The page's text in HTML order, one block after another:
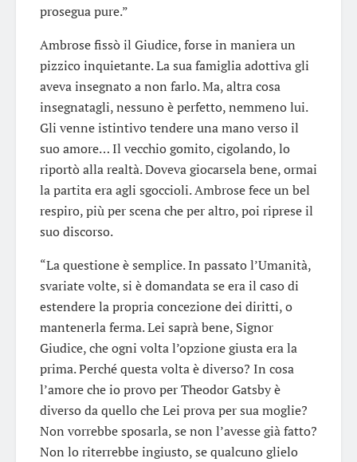
prosegua pure.”
Ambrose fissò il Giudice, forse in maniera un
pizzico inquietante. La sua famiglia adottiva gli
aveva insegnato a non farlo. Ma, altra cosa
insegnatagli, nessuno è perfetto, nemmeno lui.
Gli venne istintivo tendere una mano verso il
suo amore… Il vecchio gomito, cigolando, lo
riportò alla realtà. Doveva giocarsela bene, ormai
la partita era agli sgoccioli. Ambrose fece un bel
respiro, più per scena che per altro, poi riprese il
suo discorso.
“La questione è semplice. In passato l’Umanità,
svariate volte, si è domandata se era il caso di
estendere la propria concezione dei diritti, o
mantenerla ferma. Lei saprà bene, Signor
Giudice, che ogni volta l’opzione giusta era la
prima. Perché questa volta è diverso? In cosa
l’amore che io provo per Theodor Gatsby è
diverso da quello che Lei prova per sua moglie?
Non vorrebbe sposarla, se non l’avesse già fatto?
Non lo riterrebbe ingiusto, se qualcuno glielo